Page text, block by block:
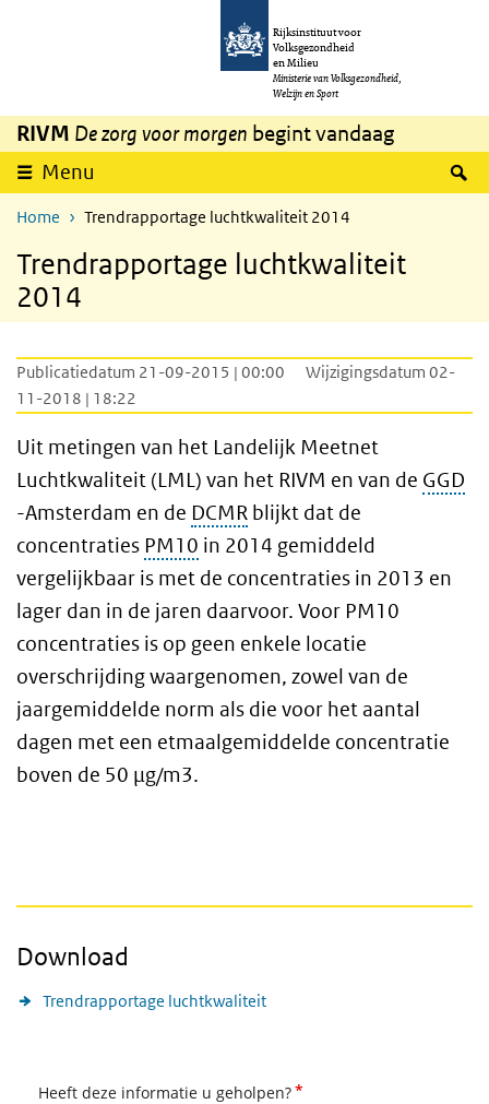
Overslaan en naar de inhoud gaan
Rijksinstituut voor
Volksgezondheid
en Milieu
Ministerie van Volksgezondheid,
Welzijn en Sport
RIVM De zorg voor morgen begint vandaag
Menu
Home Trendrapportage luchtkwaliteit 2014
Trendrapportage luchtkwaliteit
2014
Publicatiedatum 21-09-2015 | 00:00
Wijzigingsdatum 02-
11-2018 | 18:22
Uit metingen van het Landelijk Meetnet
Luchtkwaliteit (LML) van het RIVM en van de GGD
-Amsterdam en de DCMR blijkt dat de
concentraties PM10 in 2014 gemiddeld
vergelijkbaar is met de concentraties in 2013 en
lager dan in de jaren daarvoor. Voor PM10
concentraties is op geen enkele locatie
overschrijding waargenomen, zowel van de
jaargemiddelde norm als die voor het aantal
dagen met een etmaalgemiddelde concentratie
boven de 50 μg/m3.
Download
Trendrapportage luchtkwaliteit
Heeft deze informatie u geholpen?*